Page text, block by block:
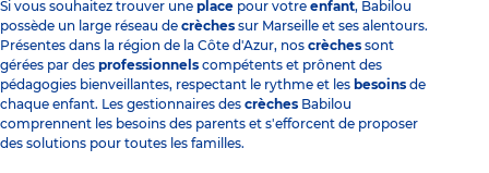
Si vous souhaitez trouver une place pour votre enfant, Babilou
possède un large réseau de crèches sur Marseille et ses alentours.
Présentes dans la région de la Côte d'Azur, nos crèches sont
gérées par des professionnels compétents et prônent des
pédagogies bienveillantes, respectant le rythme et les besoins de
chaque enfant. Les gestionnaires des crèches Babilou
comprennent les besoins des parents et s'efforcent de proposer
des solutions pour toutes les familles.